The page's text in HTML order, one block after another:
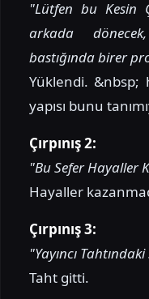
"Lütfen bu Kesin
arkada
bastığında birer
Yüklendi. &nbsp;
yapısı bunu
Çırpınış 2:
"Bu Sefer Hayaller
Hayaller
Çırpınış 3:
"Yayıncı
Taht gitti.